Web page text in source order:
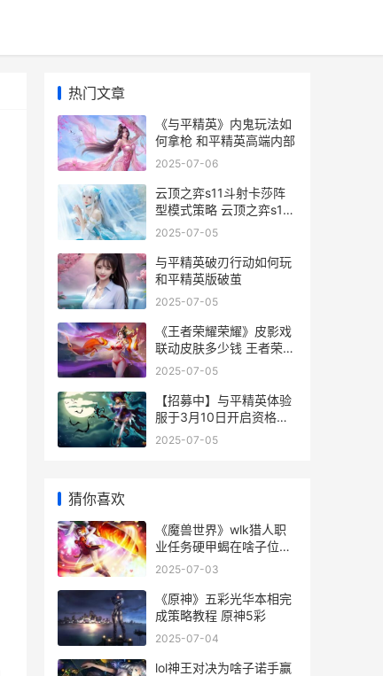
热门文章
《与平精英》内鬼玩法如
何拿枪 和平精英高端内部
2025-07-06
云顶之弈s11斗射卡莎阵
型模式策略 云顶之弈s1斗
法阵容
2025-07-05
与平精英破刃行动如何玩
和平精英版破茧
2025-07-05
《王者荣耀荣耀》皮影戏
联动皮肤多少钱 王者荣耀
荣耀印记多少星
2025-07-05
【招募中】与平精英体验
服于3月10日开启资格招
募 招募须知
2025-07-05
猜你喜欢
《魔兽世界》wlk猎人职
业任务硬甲蝎在啥子位置
魔兽世界wlk怀旧服
2025-07-03
《原神》五彩光华本相完
成策略教程 原神5彩
2025-07-04
lol神王对决为啥子诺手赢